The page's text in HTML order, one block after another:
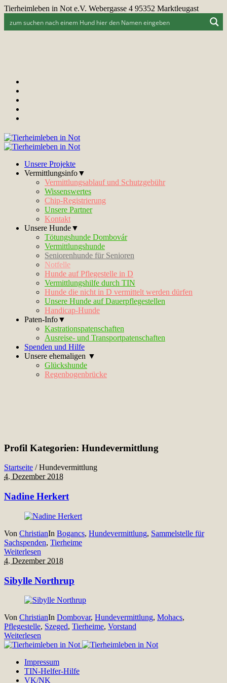
Tierheimleben in Not e.V. Webergasse 4 95352 Marktleugast
Unsere Projekte
Vermittlungsinfo▼
Vermittlungsablauf und Schutzgebühr
Wissenswertes
Chip-Registrierung
Unsere Partner
Kontakt
Unsere Hunde▼
Tötungshunde Dombovár
Vermittlungshunde
Seniorenhunde für Senioren
Notfelle
Hunde auf Pflegestelle in D
Vermittlungshilfe durch TIN
Hunde die nicht in D vermittelt werden dürfen
Unsere Hunde auf Dauerpflegestellen
Handicap-Hunde
Paten-Info▼
Kastrationspatenschaften
Ausreise- und Transportpatenschaften
Spenden und Hilfe
Unsere ehemaligen ▼
Glückshunde
Regenbogenbrücke
Profil Kategorien: Hundevermittlung
Startseite /Hundevermittlung
4. Dezember 2018
Nadine Herkert
Von ChristianIn Bogancs, Hundevermittlung, Sammelstelle für
Sachspenden, Tierheime
Weiterlesen
4. Dezember 2018
Sibylle Northrup
Von ChristianIn Dombovar, Hundevermittlung, Mohacs,
Pflegestelle, Szeged, Tierheime, Vorstand
Weiterlesen
Impressum
TIN-Helfer-Hilfe
VK/NK